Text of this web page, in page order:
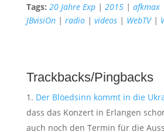
Tags: 20 Jahre Exp| 2015| afkmax
JBvisiOn| radio| videos| WebTV|
Trackbacks/Pingbacks
Der Blöedsinn kommt in die
dass das Konzert in Erlangen
auch noch den Termin für die